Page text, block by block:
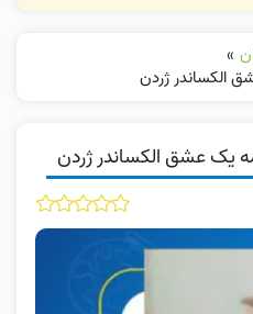
»
الکساندر ژردن
یک عشق الکساندر ژردن